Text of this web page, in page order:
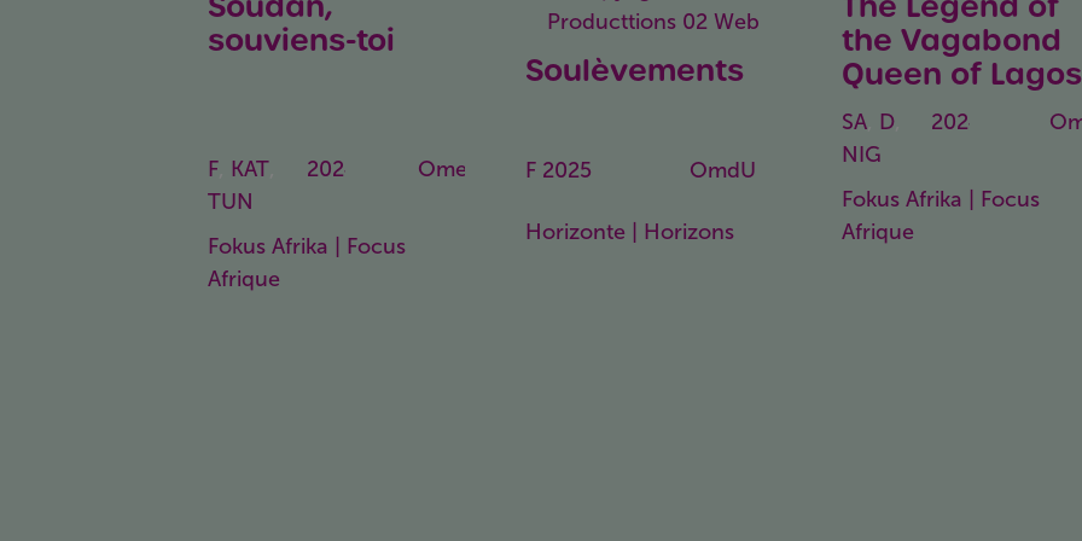
souviens-toi
F KAT
TUN
2024 OmeU
Fokus Afrika | Focus
Afrique
Soulèvements
F 2025 OmdU
Horizonte | Horizons
the Vagabond
Queen of Lagos
SA D
NIG
2024
Fokus Afrika | Focus
Afrique